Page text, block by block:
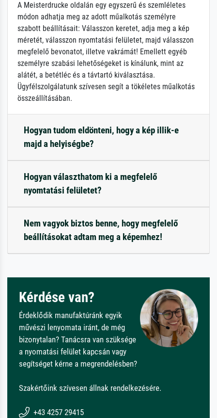
A Meisterdrucke oldalán egy egyszerű és szemléletes
módon adhatja meg az adott műalkotás személyre
szabott beállításait: Válasszon keretet, adja meg a kép
méretét, válasszon nyomtatási felületet, majd válasszon
megfelelő bevonatot, illetve vakrámát! Emellett egyéb
személyre szabási lehetőségeket is kínálunk, mint az
alátét, a betétléc és a távtartó kiválasztása.
Ügyfélszolgálatunk szívesen segít a tökéletes műalkotás
összeállításában.
Hogyan tudom eldönteni, hogy a kép illik-e
majd a helyiségbe?
Hogyan választhatom ki a megfelelő
nyomtatási felületet?
Nem vagyok biztos benne, hogy megfelelő
beállításokat adtam meg a képemhez!
Kérdése van?
Érdeklődik manufaktúránk egyik
művészi lenyomata iránt, de még
bizonytalan? Tanácsra van szüksége
a nyomatási felület kapcsán vagy
segítséget kérne a megrendelésben?
Szakértőink szívesen állnak rendelkezésére.
+43 4257 29415